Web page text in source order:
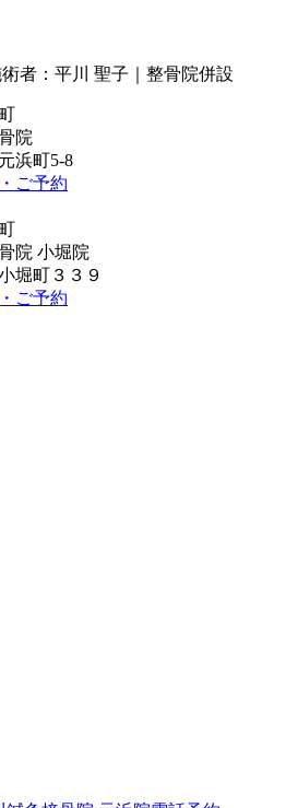
者：平川 聖子｜整骨院併設
浜町5-8
堀町３３９